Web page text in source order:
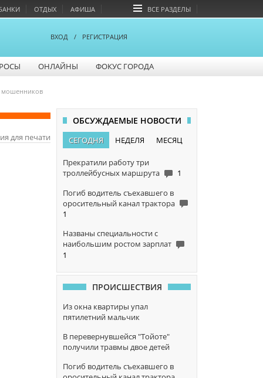
ОТДЫХ АФИША ВСЕ РАЗДЕЛЫ
ВХОД / РЕГИСТРАЦИЯ
ОНЛАЙНЫ ФОКУС ГОРОДА
мошенников
для печати
ОБСУЖДАЕМЫЕ НОВОСТИ
СЕГОДНЯ НЕДЕЛЯ МЕСЯЦ
Прекратили работу три
троллейбусных маршрута
1
Погиб водитель съехавшего в
оросительный канал трактора
1
Названы специальности с
наибольшим ростом зарплат
1
ПРОИСШЕСТВИЯ
Из окна квартиры упал
пятилетний мальчик
В перевернувшейся "Тойоте"
получили травмы двое детей
Погиб водитель съехавшего в